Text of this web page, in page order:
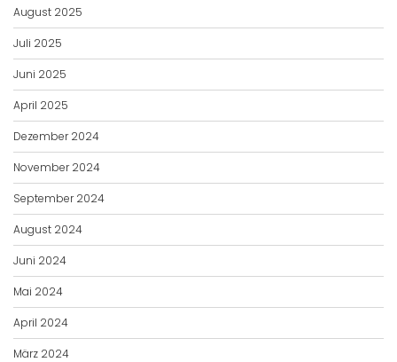
August 2025
Juli 2025
Juni 2025
April 2025
Dezember 2024
November 2024
September 2024
August 2024
Juni 2024
Mai 2024
April 2024
März 2024